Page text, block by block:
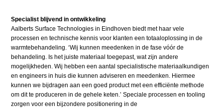
Specialist blijvend in ontwikkeling
Aalberts Surface Technologies in Eindhoven biedt met haar vele
processen en technische kennis voor klanten een totaaloplossing in de
warmtebehandeling. ‘Wij kunnen meedenken in de fase vóór de
behandeling. Is het juiste materiaal toegepast, wat zijn andere
mogelijkheden. Wij hebben een aantal specialistische materiaalkundigen
en engineers in huis die kunnen adviseren en meedenken. Hiermee
kunnen we bijdragen aan een goed product met een efficiënte methode
om dit te produceren in de gehele keten.’ Speciale processen en tooling
zorgen voor een bijzondere positionering in de